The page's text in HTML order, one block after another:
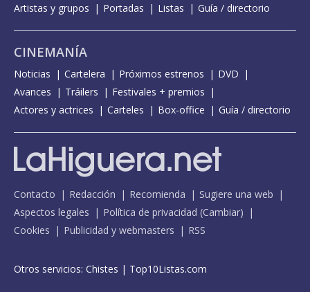
Artistas y grupos
Portadas Listas Guía / directorio
CINEMANÍA
Noticias Cartelera Próximos estrenos
DVD
Avances
Tráilers
Festivales + premios
Actores y actrices
Carteles Box-office Guía / directorio
Contacto Redacción Recomienda
Sugiere una web
Aspectos legales
Política de privacidad (Cambiar)
Cookies
Publicidad y webmasters RSS
Otros servicios: Chistes | Top10Listas.com